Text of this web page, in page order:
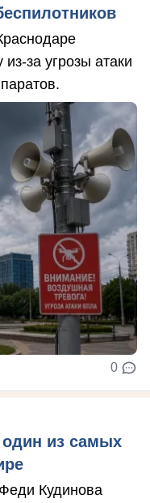
за угрозы атаки
0
из самых
Кудинова